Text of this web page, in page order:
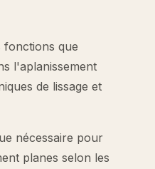
fonctions que
l'aplanissement
de lissage et
nécessaire pour
planes selon les